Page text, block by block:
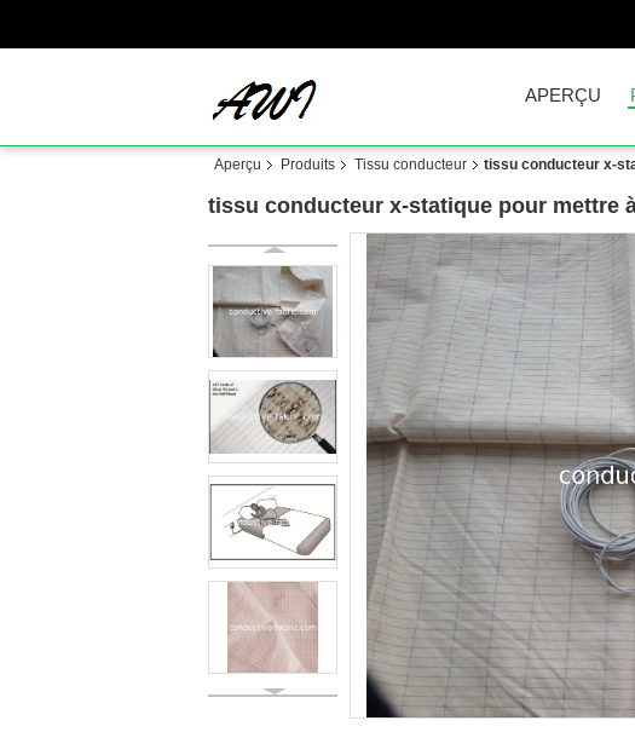
APERÇU
Aperçu Produits Tissu conducteur tissu conducteur x-
tissu conducteur x-statique pour mettre